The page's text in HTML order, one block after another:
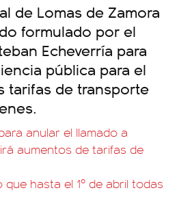
de Lomas de Zamora
formulado por el
Echeverría para
pública para el
tarifas de transporte
anular el llamado a
aumentos de tarifas de
que hasta el 1º de abril todas